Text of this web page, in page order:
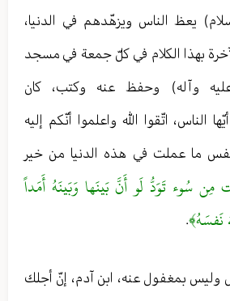
يعظ الناس ويزهّدهم في الدنيا،
بهذا الكلام في كلّ جمعة في مسجد
وآله) وحفظ عنه وكتب، كان
الناس، اتّقوا الله واعلموا أنّكم إليه
ما عملت في هذه الدنيا من خير
سُوء تَوَدُّ لَو أَنَّ بَينَها وَبَينَهُ أَمَداً
نَفسَهُ﴾.
وليس بمغفول عنه، ابن آدم، إنّ أجلك